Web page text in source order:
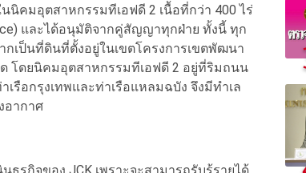
คมอุตสาหกรรมทีเอฟดี 2 เนื้อที่กว่า 400 ไร่
และได้อนุมัติจากคู่สัญญาทุกฝ่าย ทั้งนี้ ทุก
กเป็นที่ดินที่ตั้งอยู่ในเขตโครงการเขตพัฒนา
โดยนิคมอุตสาหกรรมทีเอฟดี 2 อยู่ที่ริมถนน
รือกรุงเทพและท่าเรือแหลมฉบัง จึงมีทำเล
อากาศ